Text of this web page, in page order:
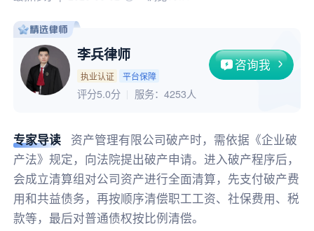
李兵律师
执业认证 平台保障
咨询我
评分5.0分 服务： 4253人
专家导读
资产管理有限公司破产时，需依据《企业破
产法》规定，向法院提出破产申请。进入破产程序后，
会成立清算组对公司资产进行全面清算，先支付破产费
用和共益债务，再按顺序清偿职工工资、社保费用、税
款等，最后对普通债权按比例清偿。